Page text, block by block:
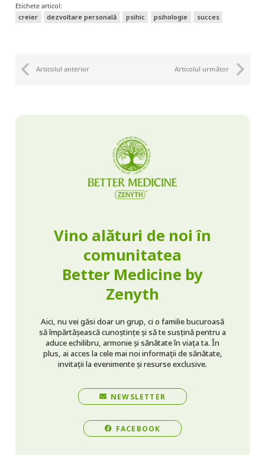
Etichete articol:
creier
dezvoltare personală psihic psihologie succes
Articolul anterior Articolul următor
Vino alături de noi în
comunitatea
Better Medicine by
Zenyth
Aici, nu vei găsi doar un grup, ci o familie bucuroasă
să împărtășească cunoștințe și să te susțină pentru a
aduce echilibru, armonie și sănătate în viața ta. În
plus, ai acces la cele mai noi informații de sănătate,
invitații la evenimente și resurse exclusive.
NEWSLETTER
FACEBOOK